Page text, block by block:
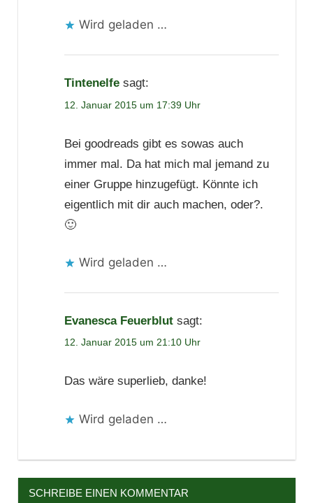
Wird geladen …
Tintenelfe sagt:
12. Januar 2015 um 17:39 Uhr
Bei goodreads gibt es sowas auch
immer mal. Da hat mich mal jemand zu
einer Gruppe hinzugefügt. Könnte ich
eigentlich mit dir auch machen, oder?.
🙂
Wird geladen …
Evanesca Feuerblut sagt:
12. Januar 2015 um 21:10 Uhr
Das wäre superlieb, danke!
Wird geladen …
SCHREIBE EINEN KOMMENTAR